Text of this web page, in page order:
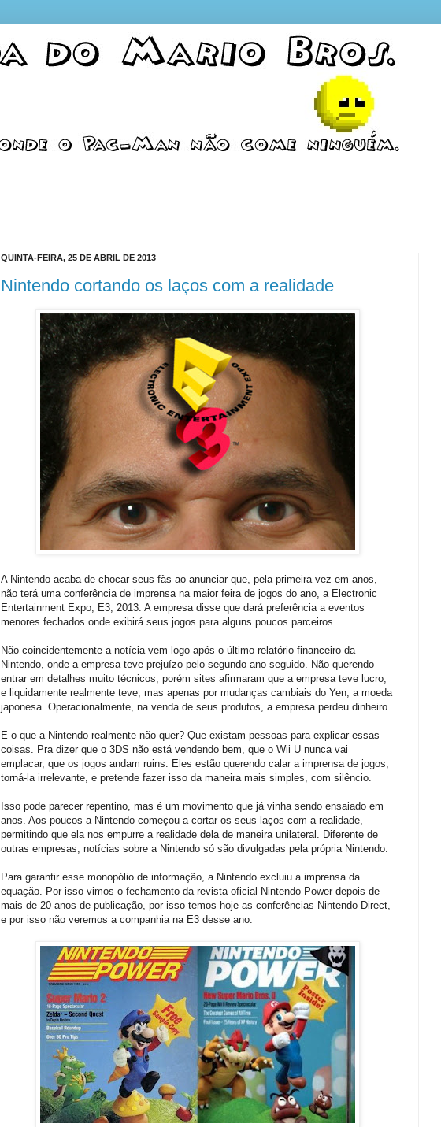
QUINTA-FEIRA, 25 DE ABRIL DE 2013
Nintendo cortando os laços com a realidade
A Nintendo acaba de chocar seus fãs ao anunciar que, pela primeira vez em anos,
não terá uma conferência de imprensa na maior feira de jogos do ano, a Electronic
Entertainment Expo, E3, 2013. A empresa disse que dará preferência a eventos
menores fechados onde exibirá seus jogos para alguns poucos parceiros.
Não coincidentemente a notícia vem logo após o último relatório financeiro da
Nintendo, onde a empresa teve prejuízo pelo segundo ano seguido. Não querendo
entrar em detalhes muito técnicos, porém sites afirmaram que a empresa teve lucro,
e liquidamente realmente teve, mas apenas por mudanças cambiais do Yen, a moeda
japonesa. Operacionalmente, na venda de seus produtos, a empresa perdeu dinheiro.
E o que a Nintendo realmente não quer? Que existam pessoas para explicar essas
coisas. Pra dizer que o 3DS não está vendendo bem, que o Wii U nunca vai
emplacar, que os jogos andam ruins. Eles estão querendo calar a imprensa de jogos,
torná-la irrelevante, e pretende fazer isso da maneira mais simples, com silêncio.
Isso pode parecer repentino, mas é um movimento que já vinha sendo ensaiado em
anos. Aos poucos a Nintendo começou a cortar os seus laços com a realidade,
permitindo que ela nos empurre a realidade dela de maneira unilateral. Diferente de
outras empresas, notícias sobre a Nintendo só são divulgadas pela própria Nintendo.
Para garantir esse monopólio de informação, a Nintendo excluiu a imprensa da
equação. Por isso vimos o fechamento da revista oficial Nintendo Power depois de
mais de 20 anos de publicação, por isso temos hoje as conferências Nintendo Direct,
e por isso não veremos a companhia na E3 desse ano.